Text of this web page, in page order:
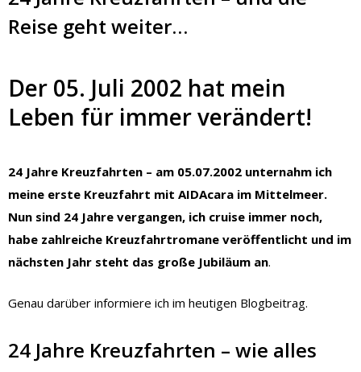
Reise geht weiter…
Der 05. Juli 2002 hat mein
Leben für immer verändert!
24 Jahre Kreuzfahrten – am 05.07.2002 unternahm ich
meine erste Kreuzfahrt mit AIDAcara im Mittelmeer.
Nun sind 24 Jahre vergangen, ich cruise immer noch,
habe zahlreiche Kreuzfahrtromane veröffentlicht und im
nächsten Jahr steht das große Jubiläum an.
Genau darüber informiere ich im heutigen Blogbeitrag.
24 Jahre Kreuzfahrten – wie alles